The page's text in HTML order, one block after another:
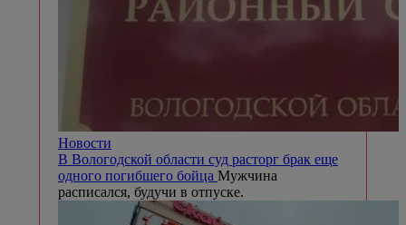
Новости
В Вологодской области суд расторг брак еще
одного погибшего бойца Мужчина
расписался, будучи в отпуске.